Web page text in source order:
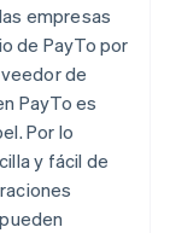
las empresas
de PayTo por
de
PayTo es
Por lo
y fácil de